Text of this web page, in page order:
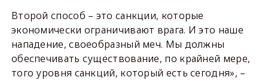
Второй способ – это санкции, которые
экономически ограничивают врага. И это наше
нападение, своеобразный меч. Мы должны
обеспечивать существование, по крайней мере,
того уровня санкций, который есть сегодня», –